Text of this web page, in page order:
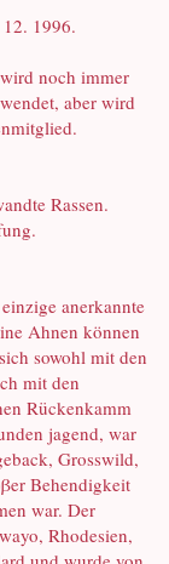
1996.
noch immer
aber wird
Rassen.
anerkannte
Ahnen können
sowohl mit den
mit den
Rückenkamm
jagend, war
Grosswild,
Behendigkeit
war. Der
Rhodesien,